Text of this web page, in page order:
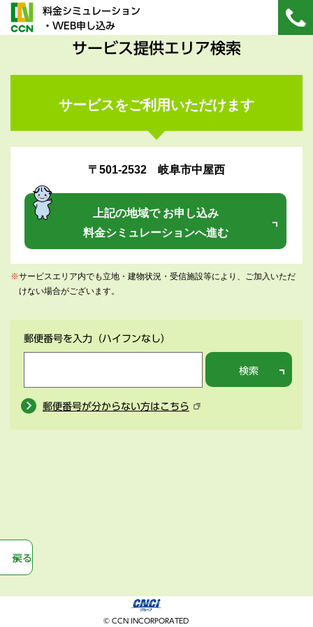
料金シミュレーション
・WEB申し込み
サービス提供エリア検索
サービスをご利用いただけます
〒501-2532 岐阜市中屋西
上記の地域で お申し込み
料金シミュレーションへ進む
※サービスエリア内でも立地・建物状況・受信施設等により、ご加入いただ
けない場合がございます。
郵便番号を入力 （ハイフンなし）
検索
郵便番号が分からない方はこちら
戻る
© CCN INCORPORATED